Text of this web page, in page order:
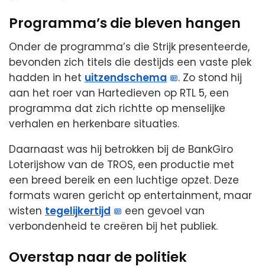
Programma’s die bleven hangen
Onder de programma’s die Strijk presenteerde,
bevonden zich titels die destijds een vaste plek
hadden in het uitzendschema
. Zo stond hij
aan het roer van Hartedieven op RTL 5, een
programma dat zich richtte op menselijke
verhalen en herkenbare situaties.
Daarnaast was hij betrokken bij de BankGiro
Loterijshow van de TROS, een productie met
een breed bereik en een luchtige opzet. Deze
formats waren gericht op entertainment, maar
wisten tegelijkertijd
een gevoel van
verbondenheid te creëren bij het publiek.
Overstap naar de politiek